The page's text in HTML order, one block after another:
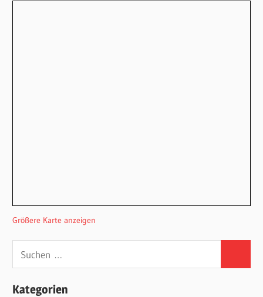
Größere Karte anzeigen
nach:
Kategorien